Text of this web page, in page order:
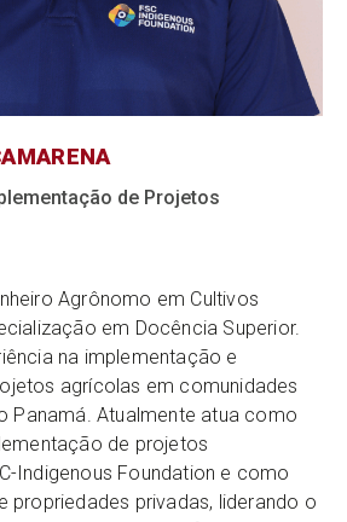
de Projetos
Agrônomo em Cultivos
em Docência Superior.
na implementação e
agrícolas em comunidades
Panamá. Atualmente atua como
de projetos
Indigenous Foundation e como
propriedades privadas, liderando o